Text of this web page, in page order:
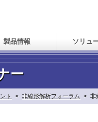
製品情報 ソリュ
ー
ト > 非線形解析フォーラム > 非